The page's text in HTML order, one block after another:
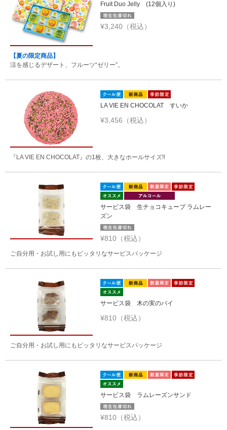
Fruit Duo Jelly (12個入り)
¥3,240（税込）
【夏の限定商品】
涼を感じるデザート、フルーツ“ゼリー”。
LA VIE EN CHOCOLAT すいか
¥3,456（税込）
『LA VIE EN CHOCOLAT』の1枚、大きなホールサイズ!!
サービス袋 生チョコキューブ ラムレー
ズン
¥810（税込）
ご自分用・お試し用にもピッタリなサービスパッケージ
サービス袋 木の実のパイ
¥810（税込）
ご自分用・お試し用にもピッタリなサービスパッケージ
サービス袋 ラムレーズンサンド
¥810（税込）